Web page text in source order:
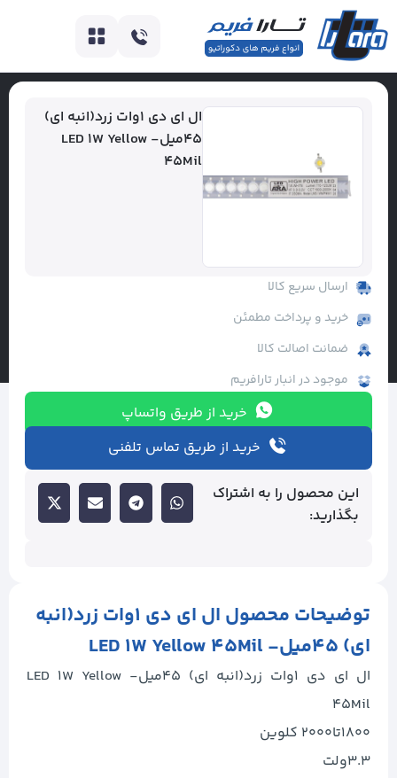
توضیحات محصول ال ای دی ۱وات زرد(انبه
ای) ۴۵میل- LED 1W Yellow 45Mil
ال ای دی ۱وات زرد(انبه ای) ۴۵میل- LED 1W Yellow
45Mil
۱۸۰۰تا۲۰۰۰ کلوین
۳.۳ولت
ال ای دی ۱وات زرد(انبه ای)
۴۵میل- LED 1W Yellow
45Mil
ارسال سریع کالا
خرید و پرداخت مطمئن
ضمانت اصالت کالا
موجود در انبار تارافریم
خرید از طریق واتساپ
خرید از طریق تماس تلفنی
این محصول را به اشتراک
بگذارید: